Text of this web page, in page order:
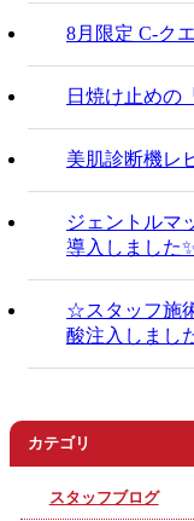
8月限定 C-ク
日焼け止めの
美肌診断機レ
ジェントルマ
導入しました
☆スタッフ施
酸注入しまし
カテゴリ
スタッフブログ